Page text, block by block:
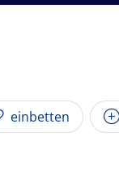
einbetten